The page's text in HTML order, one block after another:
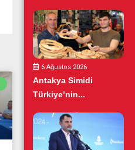
6 Ağustos 2026
Antakya Simidi
Türkiye’nin...